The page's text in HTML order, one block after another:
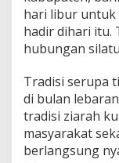
hari libur untuk
hadir dihari itu.
hubungan
Tradisi serupa
di bulan
tradisi ziarah
masyarakat
berlangsung